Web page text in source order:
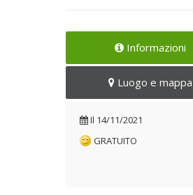
Informazioni
Luogo e mappa
Il 14/11/2021
GRATUITO